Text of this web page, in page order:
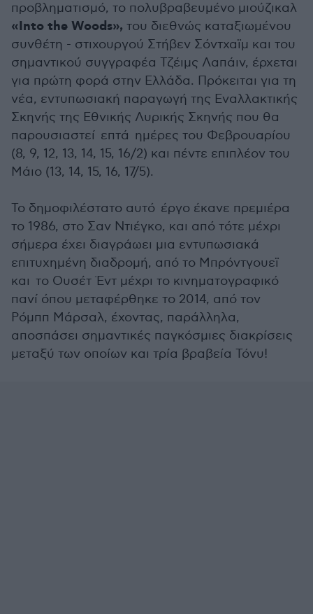
προβληματισμό, το πολυβραβευμένο μιούζικαλ
«Into the Woods», του διεθνώς καταξιωμένου
συνθέτη - στιχουργού Στήβεν Σόντχαϊμ και του
σημαντικού συγγραφέα Τζέιμς Λαπάιν, έρχεται
για πρώτη φορά στην Ελλάδα. Πρόκειται για τη
νέα, εντυπωσιακή παραγωγή της Εναλλακτικής
Σκηνής της Εθνικής Λυρικής Σκηνής που θα
παρουσιαστεί επτά ημέρες του Φεβρουαρίου
(8, 9, 12, 13, 14, 15, 16/2) και πέντε επιπλέον του
Μάιο (13, 14, 15, 16, 17/5).
Το δημοφιλέστατο αυτό έργο έκανε πρεμιέρα
το 1986, στο Σαν Ντιέγκο, και από τότε μέχρι
σήμερα έχει διαγράωει μια εντυπωσιακά
επιτυχημένη διαδρομή, από το Μπρόντγουεϊ
και το Ουσέτ Έντ μέχρι το κινηματογραφικό
πανί όπου μεταφέρθηκε το 2014, από τον
Ρόμππ Μάρσαλ, έχοντας, παράλληλα,
αποσπάσει σημαντικές παγκόσμιες διακρίσεις
μεταξύ των οποίων και τρία βραβεία Τόνυ!